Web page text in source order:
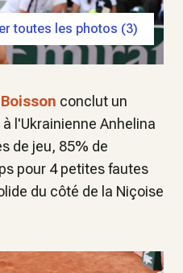
toutes les photos (3)
conclut un
l'Ukrainienne Anhelina
de jeu, 85% de
pour 4 petites fautes
du côté de la Niçoise